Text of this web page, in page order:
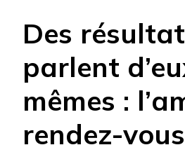
Des
parlent
mêmes :
rendez-vous